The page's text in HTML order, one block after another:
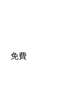
免費